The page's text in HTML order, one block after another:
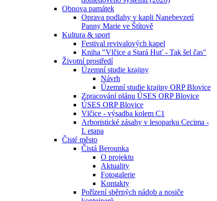
Obnova památek
Oprava podlahy v kapli Nanebevzetí
Panny Marie ve Štítově
Kultura & sport
Festival revivalových kapel
Kniha "Vlčice a Stará Huť - Tak šel čas"
Životní prostředí
Územní studie krajiny
Návrh
Územní studie krajiny ORP Blovice
Zpracování plánu ÚSES ORP Blovice
ÚSES ORP Blovice
Vlčice - výsadba kolem C1
Arboristické zásahy v lesoparku Cecima -
I. etapa
Čisté město
Čistá Berounka
O projektu
Aktuality
Fotogalerie
Kontakty
Pořízení sběrných nádob a nosiče